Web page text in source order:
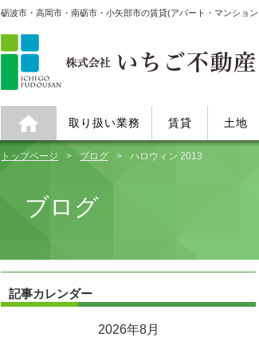
砺波市・高岡市・南砺市・小矢部市の賃貸(アパート・マンショ
取り扱い業務 賃貸 土地
トップページ ブログ ハロウィン 2013
ブログ
記事カレンダー
2026年8月